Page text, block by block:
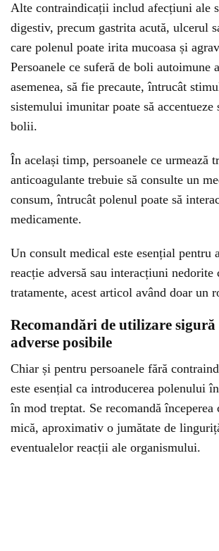
Alte contraindicații includ afecțiuni ale
digestiv, precum gastrita acută, ulcerul
care polenul poate irita mucoasa și
Persoanele ce suferă de boli autoimune
asemenea, să fie precaute, întrucât
sistemului imunitar poate să accentueze
bolii.
În același timp, persoanele ce urmează
anticoagulante trebuie să consulte un
consum, întrucât polenul poate să
medicamente.
Un consult medical este esențial pentru
reacție adversă sau interacțiuni nedorite
tratamente, acest articol având doar un
Recomandări de utilizare
adverse posibile
Chiar și pentru persoanele fără
este esențial ca introducerea polenului
în mod treptat. Se recomandă începerea
mică, aproximativ o jumătate de
eventualelor reacții ale organismului.